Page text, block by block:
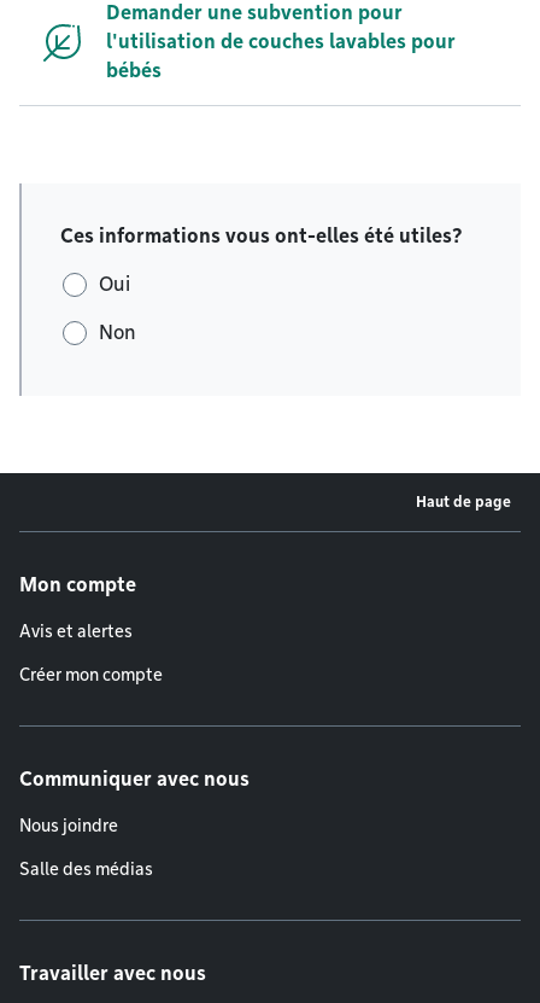
Demander une subvention pour
l'utilisation de couches lavables pour
bébés
Ces informations vous ont-elles été utiles?
Oui
Non
Haut de page
Mon compte
Avis et alertes
Créer mon compte
Communiquer avec nous
Nous joindre
Salle des médias
Travailler avec nous